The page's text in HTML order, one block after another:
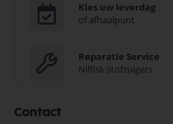
Kies uw leverdag
of afhaalpunt
Reparatie Service
Nilfisk stofzuigers
Contact